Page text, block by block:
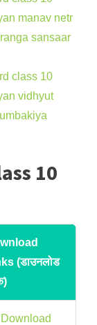
10
(डाउनलोड
Download